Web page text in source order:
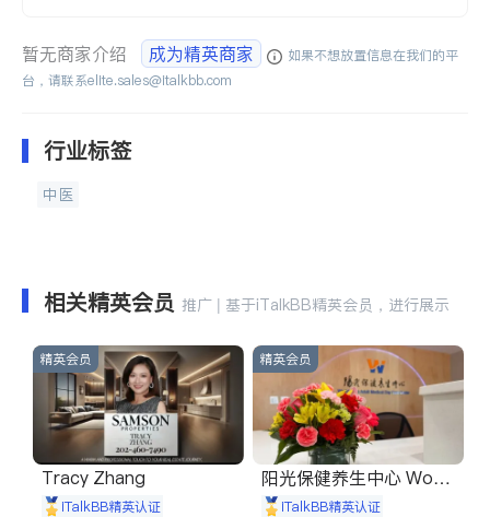
暂无商家介绍 成为精英商家
如果不想放置信息在我们的平
台，请联系elite.sales@italkbb.com
行业标签
中医
相关精英会员 推广 | 基于iTalkBB精英会员，进行展示
精英会员
Tracy Zhang
iTalkBB精英认证
精英会员
阳光保健养生中心 World
shine
iTalkBB精英认证